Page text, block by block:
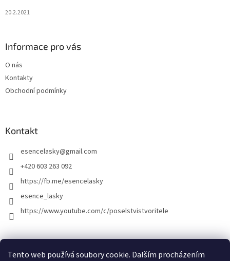
Tento web používá soubory cookie. Dalším procházením
20.2.2021
Informace pro vás
O nás
Kontakty
Obchodní podmínky
Kontakt
esencelasky@gmail.com
+420 603 263 092
https://fb.me/esencelasky
esence_lasky
https://www.youtube.com/c/poselstvistvoritele